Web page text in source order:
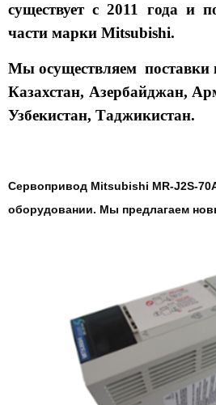
существует с 2011 года и
части марки Mitsubishi.
Мы осуществляем поставки
Казахстан, Азербайджан,
Узбекистан, Таджикистан.
Сервопривод Mitsubishi MR-J2S-
оборудовании. Мы предлагаем